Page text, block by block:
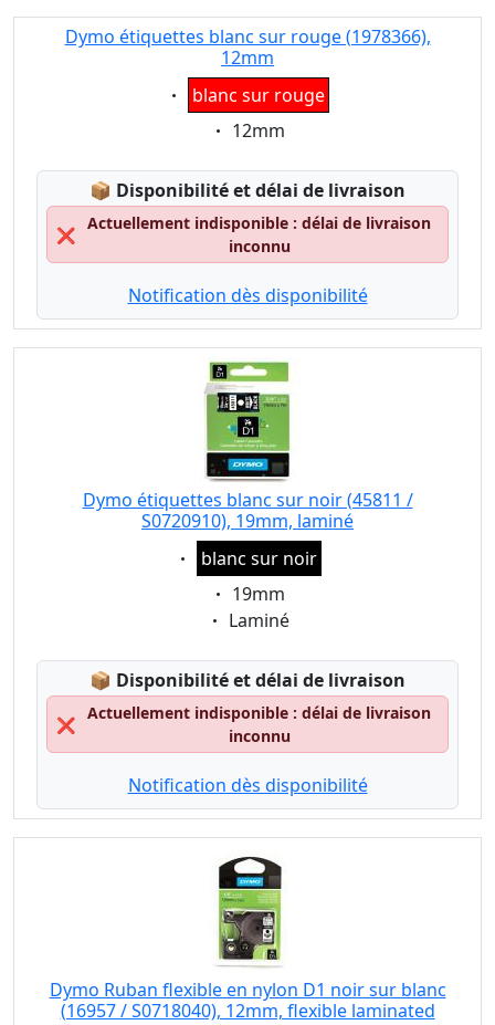
Dymo étiquettes blanc sur rouge (1978366),
12mm
Eigenschaft:
blanc sur rouge
Eigenschaft:
12mm
📦 Lagerstatus:
Disponibilité et délai de livraison
❌
Actuellement indisponible : délai de livraison
inconnu
Notification dès disponibilité
Dymo étiquettes blanc sur noir (45811 /
S0720910), 19mm, laminé
Eigenschaft:
blanc sur noir
Eigenschaft:
19mm
Eigenschaft:
Laminé
📦 Lagerstatus:
Disponibilité et délai de livraison
❌
Actuellement indisponible : délai de livraison
inconnu
Notification dès disponibilité
Dymo Ruban flexible en nylon D1 noir sur blanc
(16957 / S0718040), 12mm, flexible laminated